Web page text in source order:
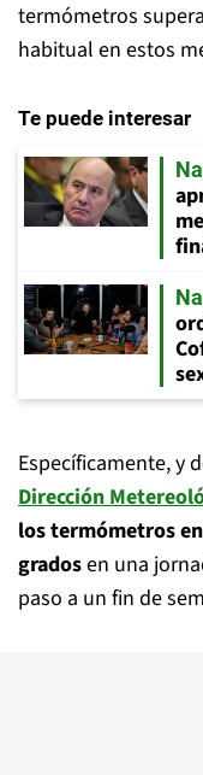
termómetros
habitual en estos
Te puede interesar
Específicamente, y
Dirección
los termómetros
gradosen una
paso a un fin de